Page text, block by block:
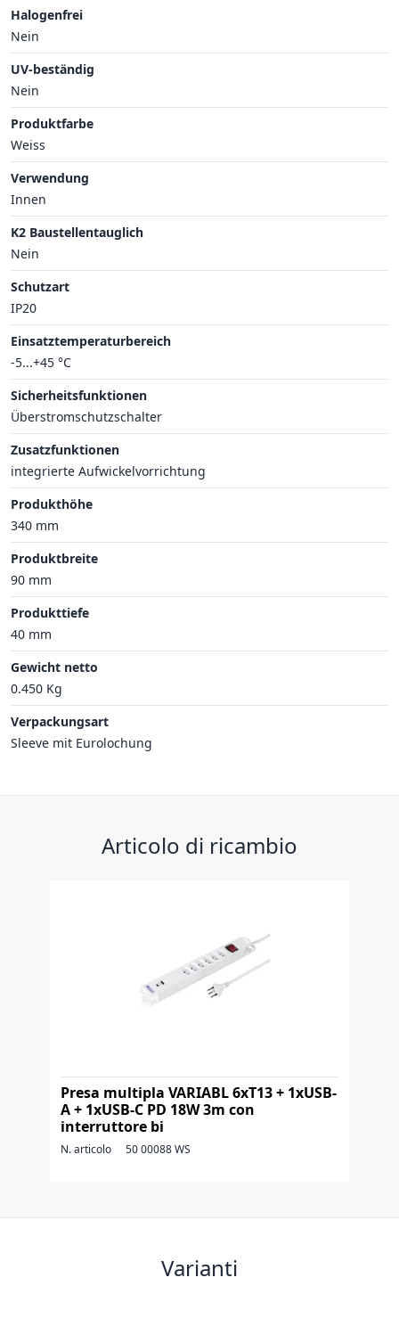
Halogenfrei
Nein
UV-beständig
Nein
Produktfarbe
Weiss
Verwendung
Innen
K2 Baustellentauglich
Nein
Schutzart
IP20
Einsatztemperaturbereich
-5...+45 °C
Sicherheitsfunktionen
Überstromschutzschalter
Zusatzfunktionen
integrierte Aufwickelvorrichtung
Produkthöhe
340 mm
Produktbreite
90 mm
Produkttiefe
40 mm
Gewicht netto
0.450 Kg
Verpackungsart
Sleeve mit Eurolochung
Articolo di ricambio
Presa multipla VARIABL 6xT13 + 1xUSB-
A + 1xUSB-C PD 18W 3m con
interruttore bi
N. articolo 50 00088 WS
Varianti